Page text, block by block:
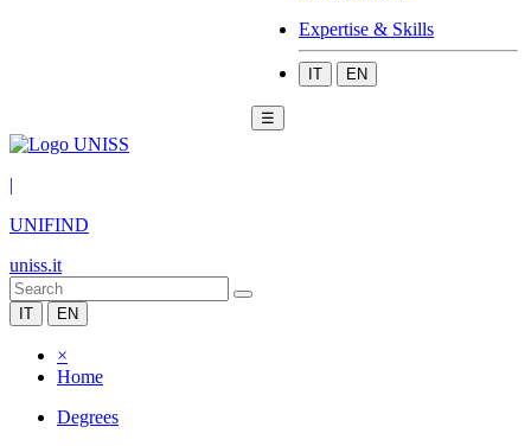
Expertise & Skills
IT EN
☰
|
UNIFIND
uniss.it
IT EN
×
Home
Degrees